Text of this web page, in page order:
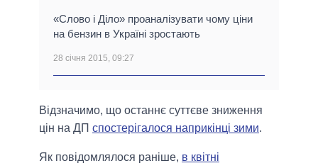
«Слово і Діло» проаналізувати чому ціни
на бензин в Україні зростають
28 січня 2015, 09:27
Відзначимо, що останнє суттєве зниження
цін на ДП спостерігалося наприкінці зими.
Як повідомлялося раніше, в квітні